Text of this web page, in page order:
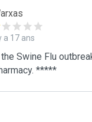
a 17 ans
Swine Flu
*****